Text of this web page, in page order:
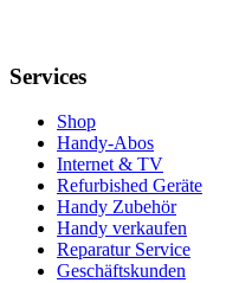
Services
Shop
Handy-Abos
Internet & TV
Refurbished Geräte
Handy Zubehör
Handy verkaufen
Reparatur Service
Geschäftskunden